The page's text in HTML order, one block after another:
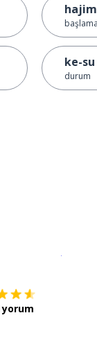
ke-su
durum
yorum